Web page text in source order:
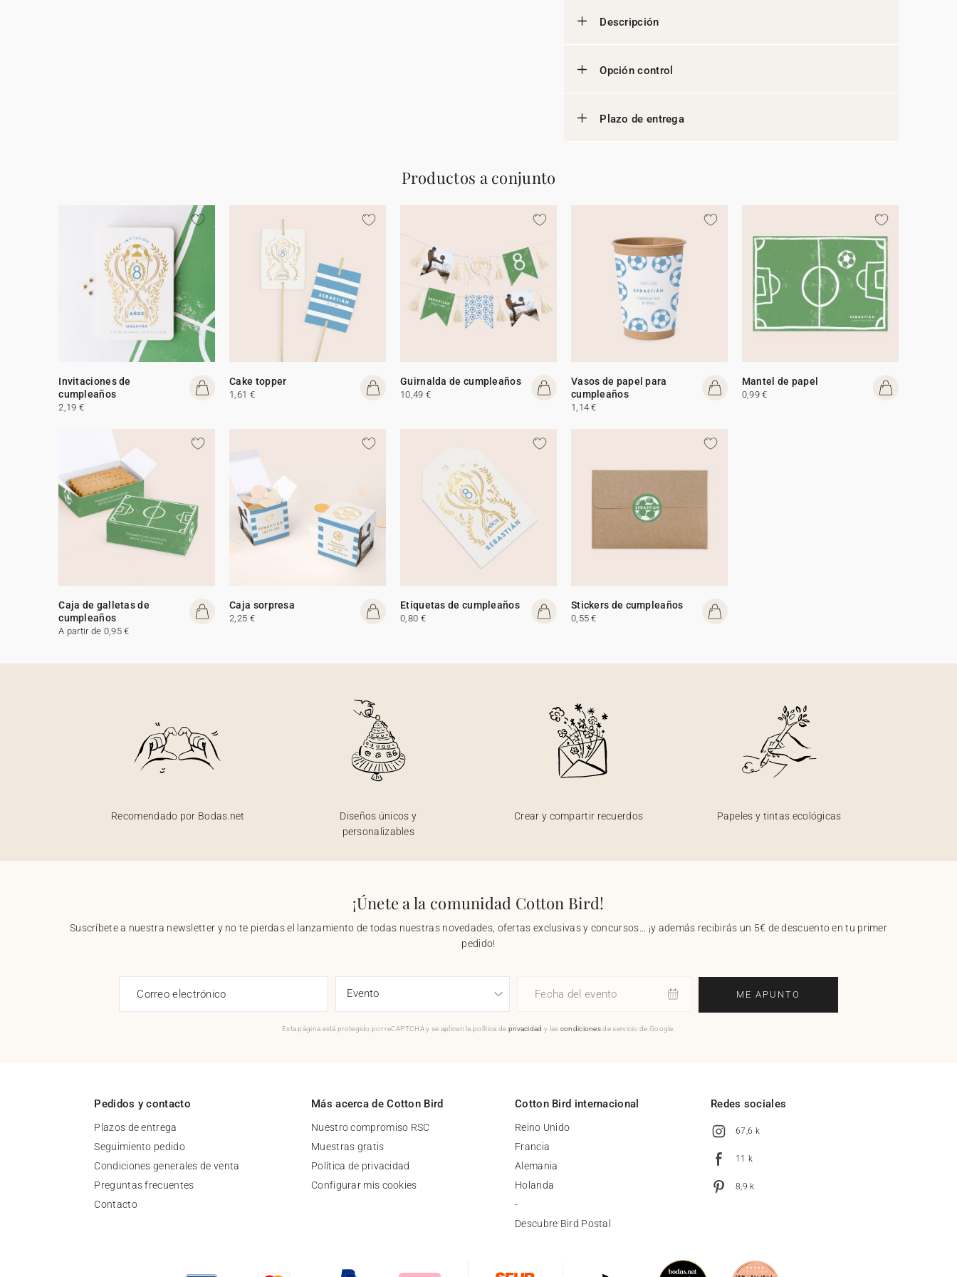
Descripción
Opción control
Plazo de entrega
Productos a conjunto
Invitaciones de
cumpleaños
2,19 €
Cake topper
1,61 €
Guirnalda de cumpleaños
10,49 €
Vasos de papel para
cumpleaños
1,14 €
Mantel de papel
0,99 €
Caja de galletas de
cumpleaños
A partir de 0,95 €
Caja sorpresa
2,25 €
Etiquetas de cumpleaños
0,80 €
Stickers de cumpleaños
0,55 €
Recomendado por Bodas.net
Diseños únicos y
personalizables
Crear y compartir recuerdos Papeles y tintas ecológicas
¡Únete a la comunidad Cotton Bird!
Suscríbete a nuestra newsletter y no te pierdas el lanzamiento de todas nuestras novedades, ofertas exclusivas y concursos... ¡y además recibirás un 5€ de descuento en tu primer
pedido!
Correo electrónico Fecha del evento ME APUNTO
Esta página está protegido por reCAPTCHA y se aplican la política de privacidad y las condicionesde servicio de Google.
Pedidos y contacto
Plazos de entrega
Seguimiento pedido
Condiciones generales de venta
Preguntas frecuentes
Contacto
Más acerca de Cotton Bird
Nuestro compromiso RSC
Muestras gratis
Política de privacidad
Configurar mis cookies
Cotton Bird internacional
Reino Unido
Francia
Alemania
Holanda
-
Descubre Bird Postal
Redes sociales
67,6 k
11 k
8,9 k